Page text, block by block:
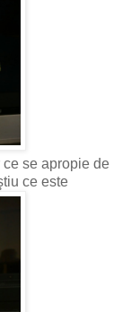
se apropie de
ce este